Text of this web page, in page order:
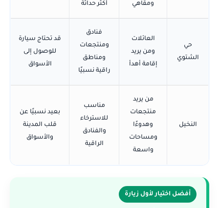
ومقاهي
أكثر حداثة
حي
الشتوي
العائلات
ومن يريد
إقامة أهدأ
فنادق
ومنتجعات
ومناطق
راقية نسبيًا
قد تحتاج سيارة
للوصول إلى
الأسواق
النخيل
من يريد
منتجعات
وهدوءًا
ومساحات
واسعة
مناسب
للاسترخاء
والفنادق
الراقية
بعيد نسبيًا عن
قلب المدينة
والأسواق
أفضل اختيار لأول زيارة